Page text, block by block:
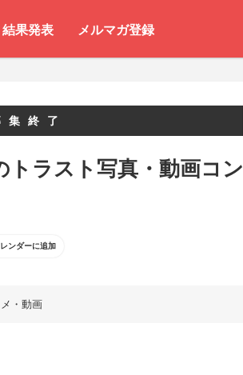
結果発表 メルマガ登録
集終了
トラスト写真・動画コン
ンダーに追加
・動画